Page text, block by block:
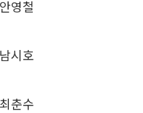
영철
시호
춘수